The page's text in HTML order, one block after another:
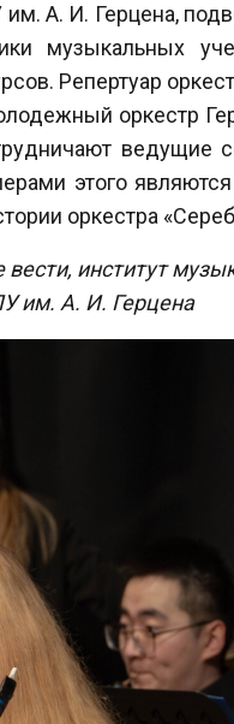
А. И. Герцена,
музыкальных
Репертуар
оркестр
ведущие
этого
оркестра
вести, институт
им. А. И. Герцена